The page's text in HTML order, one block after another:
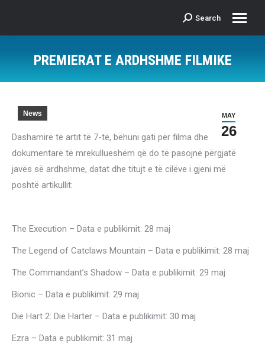
Search:
Search
PREMIERAT E ARDHSHME FILMIKE
MAY
26
News
Dashamirë të artit të 7-të, bëhuni gati për filma dhe
dokumentarë të mrekullueshëm që do të pasojnë përgjatë
javës së ardhshme, datat dhe titujt e të cilëve i gjeni më
poshtë artikullit:
The Execution – Data e publikimit: 28 maj
The Legend of Catclaws Mountain – Data e publikimit: 28 maj
The Commandant’s Shadow – Data e publikimit: 29 maj
Bionic – Data e publikimit: 29 maj
Die Hart 2: Die Harter – Data e publikimit: 30 maj
Ezra – Data e publikimit: 31 maj